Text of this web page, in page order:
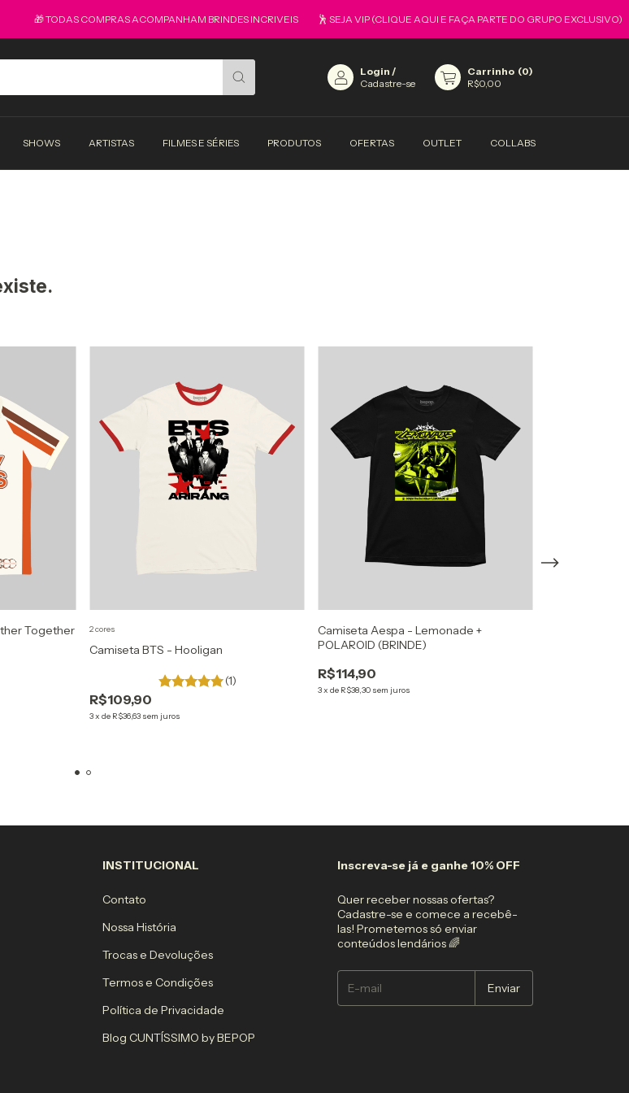
🎁 TODAS COMPRAS ACOMPANHAM BRINDES INCRIVEIS 🕺 SEJA VIP (CLIQUE AQUI E FAÇA PARTE DO GRUPO EXCLUSIVO)
Login /
Cadastre-se
Carrinho (0)
R$0,00
SHOWS ARTISTAS FILMES E SÉRIES PRODUTOS OFERTAS OUTLET COLLABS
Together
Camiseta BTS - Hooligan
(1)
R$109,90
3x de R$36,63 sem juros
2 cores
Camiseta Aespa - Lemonade +
POLAROID (BRINDE)
R$114,90
3x de R$38,30 sem juros
INSTITUCIONAL
Contato
Nossa História
Trocas e Devoluções
Termos e Condições
Política de Privacidade
Blog CUNTÍSSIMO by BEPOP
Inscreva-se já e ganhe 10% OFF
Quer receber nossas ofertas?
Cadastre-se e comece a recebê-
las! Prometemos só enviar
conteúdos lendários 🌈